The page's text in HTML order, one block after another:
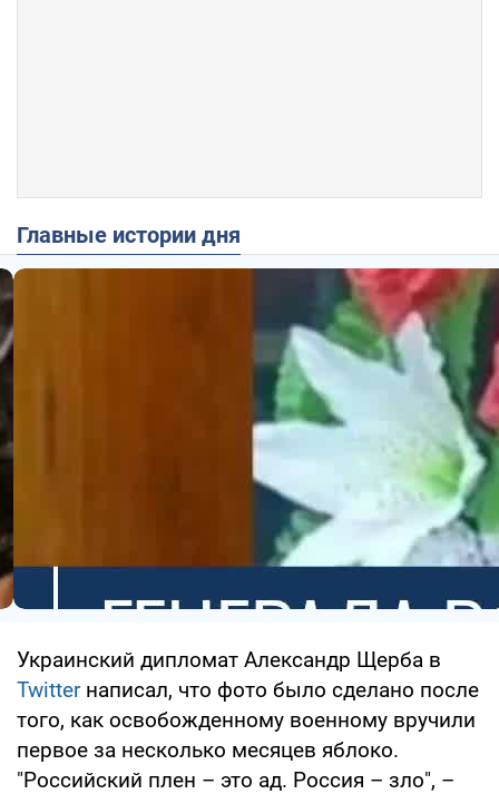
Главные истории дня
Украинский дипломат Александр Щерба в
Twitterнаписал, что фото было сделано после
того, как освобожденному военному вручили
первое за несколько месяцев яблоко.
"Российский плен – это ад. Россия – зло", –